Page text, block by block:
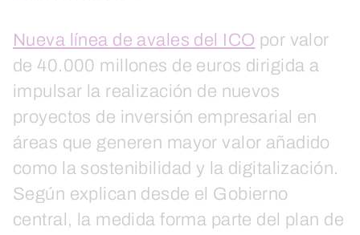
Nueva línea de avales del ICO por valor
de 40.000 millones de euros dirigida a
impulsar la realización de nuevos
proyectos de inversión empresarial en
áreas que generen mayor valor añadido
como la sostenibilidad y la digitalización.
Según explican desde el Gobierno
central, la medida forma parte del plan de